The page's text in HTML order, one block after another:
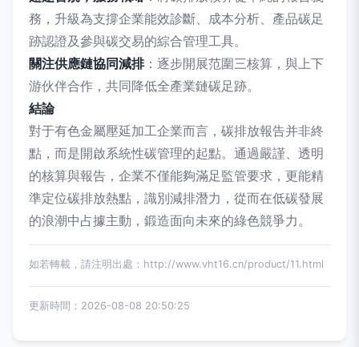
務，升級為支撐企業能效診斷、成本分析、產品碳足
跡認證及參與碳交易的綜合管理工具。
關注供應鏈協同減排：逐步開展范圍三核算，與上下
游伙伴合作，共同降低全產業鏈碳足跡。
結論
對于有色金屬壓延加工企業而言，碳排放報告并非終
點，而是開啟系統性碳管理的起點。通過嚴謹、透明
的核算與報告，企業不僅能夠滿足監管要求，更能精
準定位碳排放熱點，識別減排潛力，從而在低碳發展
的浪潮中占據主動，鍛造面向未來的綠色競爭力。
如若轉載，請注明出處：http://www.vht16.cn/product/11.html
更新時間：2026-08-08 20:50:25